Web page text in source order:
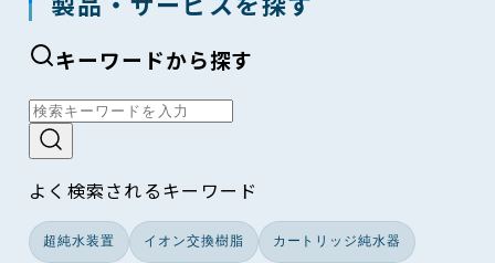
キーワードから探す
よく検索されるキーワード
超純水装置 イオン交換樹脂 カートリッジ純水器